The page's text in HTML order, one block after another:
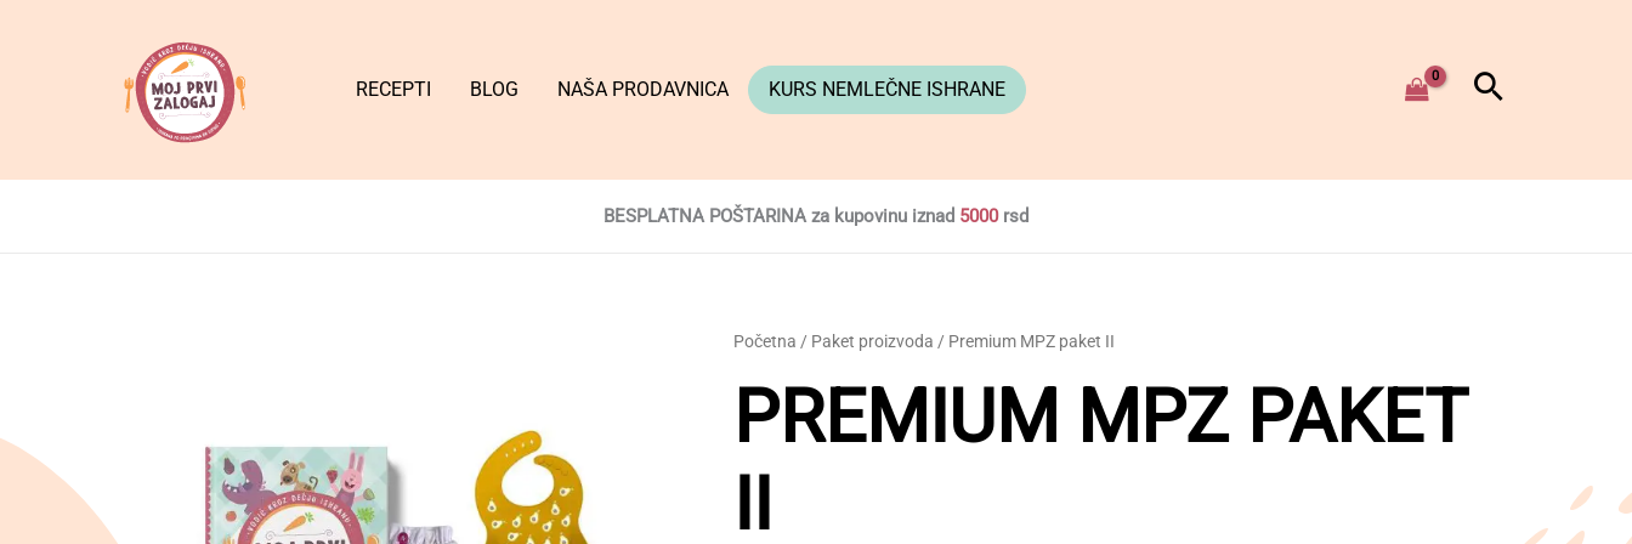
RECEPTI BLOG NAŠA PRODAVNICA KURS NEMLEČNE ISHRANE
BESPLATNA POŠTARINA za kupovinu iznad 5000rsd
Početna / Paket proizvoda / Premium MPZ paket II
PREMIUM MPZ PAKET
II